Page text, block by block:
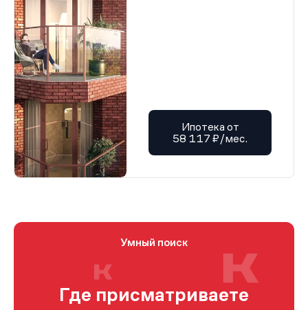
Ипотека от
58 117 ₽/мес.
Умный поиск
Где присматриваете